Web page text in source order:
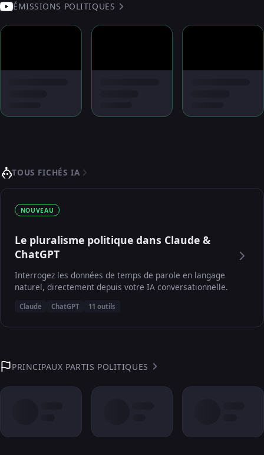
ÉMISSIONS POLITIQUES
TOUS FICHÉS IA
NOUVEAU
Le pluralisme politique dans Claude &
ChatGPT
Interrogez les données de temps de parole en langage
naturel, directement depuis votre IA conversationnelle.
Claude ChatGPT 11 outils
PRINCIPAUX PARTIS POLITIQUES